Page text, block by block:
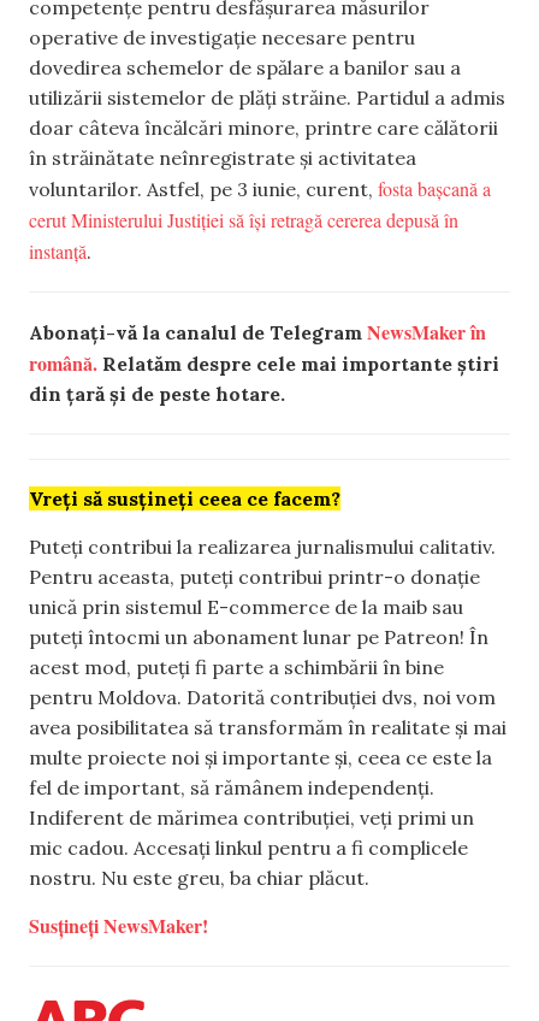
competențe pentru desfășurarea măsurilor
operative de investigație necesare pentru
dovedirea schemelor de spălare a banilor sau a
utilizării sistemelor de plăți străine. Partidul a admis
doar câteva încălcări minore, printre care călătorii
în străinătate neînregistrate și activitatea
voluntarilor. Astfel, pe 3 iunie, curent, fosta bașcană a
cerut Ministerului Justiției să își retragă cererea depusă în
instanță.
Abonați-vă la canalul de Telegram NewsMaker în
română. Relatăm despre cele mai importante știri
din țară și de peste hotare.
Vreți să susțineți ceea ce facem?
Puteți contribui la realizarea jurnalismului calitativ.
Pentru aceasta, puteți contribui printr-o donație
unică prin sistemul E-commerce de la maib sau
puteți întocmi un abonament lunar pe Patreon! În
acest mod, puteți fi parte a schimbării în bine
pentru Moldova. Datorită contribuției dvs, noi vom
avea posibilitatea să transformăm în realitate și mai
multe proiecte noi și importante și, ceea ce este la
fel de important, să rămânem independenți.
Indiferent de mărimea contribuției, veți primi un
mic cadou. Accesați linkul pentru a fi complicele
nostru. Nu este greu, ba chiar plăcut.
Susțineți NewsMaker!